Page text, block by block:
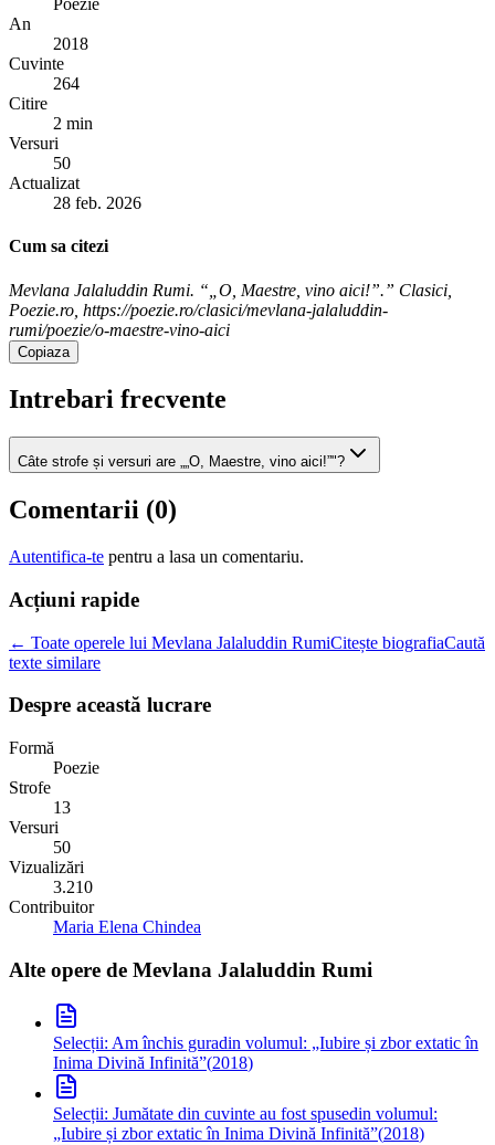
Poezie
An
2018
Cuvinte
264
Citire
2 min
Versuri
50
Actualizat
28 feb. 2026
Cum sa citezi
Mevlana Jalaluddin Rumi. “„O, Maestre, vino aici!”.” Clasici,
Poezie.ro, https://poezie.ro/clasici/mevlana-jalaluddin-
rumi/poezie/o-maestre-vino-aici
Copiaza
Intrebari frecvente
Câte strofe și versuri are „„O, Maestre, vino aici!”"?
Comentarii (0)
Autentifica-te pentru a lasa un comentariu.
Acțiuni rapide
← Toate operele lui Mevlana Jalaluddin RumiCitește biografiaCaută
texte similare
Despre această lucrare
Formă
Poezie
Strofe
13
Versuri
50
Vizualizări
3.210
Contribuitor
Maria Elena Chindea
Alte opere de Mevlana Jalaluddin Rumi
Selecții: Am închis guradin volumul: „Iubire și zbor extatic în
Inima Divină Infinită”(2018)
Selecții: Jumătate din cuvinte au fost spusedin volumul:
„Iubire și zbor extatic în Inima Divină Infinită”(2018)